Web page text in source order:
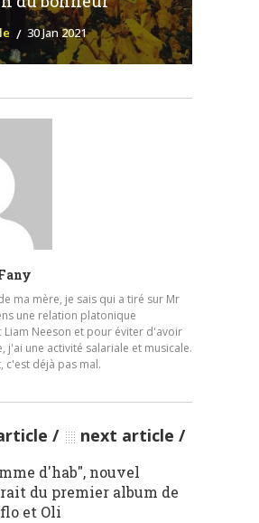
30 Jan 2021
ma mère, je sais qui a tiré sur Mr
une relation platonique
Liam Neeson et pour éviter d'avoir
j'ai une activité salariale et musicale.
c'est déjà pas mal.
next article
d'hab", nouvel
du premier album de
et Oli